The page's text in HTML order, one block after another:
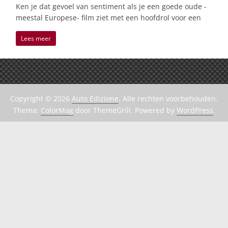
Ken je dat gevoel van sentiment als je een goede oude -
meestal Europese- film ziet met een hoofdrol voor een
Lees meer
Copyright © 2026 Auto Edizione. Alle rechten voorbehouden.
Thema: ColorMag door ThemeGrill. Powered by WordPress.